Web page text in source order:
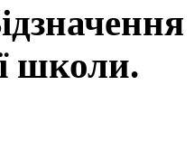
школи.